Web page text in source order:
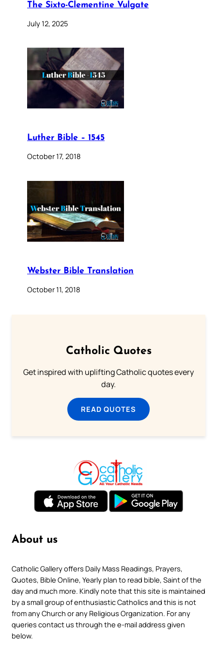
The Sixto-Clementine Vulgate
July 12, 2025
Luther Bible – 1545
October 17, 2018
Webster Bible Translation
October 11, 2018
Catholic Quotes
Get inspired with uplifting Catholic quotes every
day.
READ QUOTES
About us
Catholic Gallery offers Daily Mass Readings, Prayers,
Quotes, Bible Online, Yearly plan to read bible, Saint of the
day and much more. Kindly note that this site is maintained
by a small group of enthusiastic Catholics and this is not
from any Church or any Religious Organization. For any
queries contact us through the e-mail address given
below.